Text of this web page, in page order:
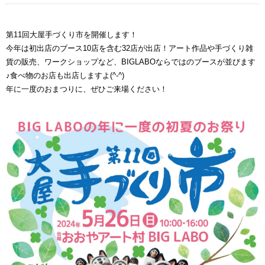
第11回大屋手づくり市を開催します！
今年は初出店のブース10店を含む32店が出店！アート作品や手づくり雑
貨の販売、ワークショップなど、BIGLABOならではのブースが並びます
♪食べ物のお店も出店しますよ(^-^)
年に一度のおまつりに、ぜひご来場ください！